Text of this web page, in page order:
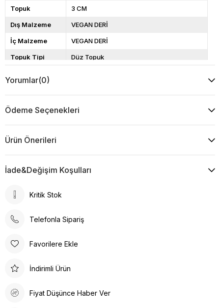
Topuk 3 CM
Dış Malzeme VEGAN DERİ
İç Malzeme VEGAN DERİ
Topuk Tipi Düz Topuk
Yorumlar(0)
Ödeme Seçenekleri
Ürün Önerileri
İade&Değişim Koşulları
Kritik Stok
Telefonla Sipariş
Favorilere Ekle
İndirimli Ürün
Fiyat Düşünce Haber Ver